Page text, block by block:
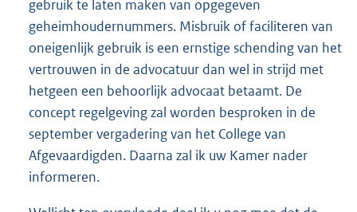
gebruik te laten maken van opgegeven
geheimhoudernummers. Misbruik of faciliteren van
oneigenlijk gebruik is een ernstige schending van het
vertrouwen in de advocatuur dan wel in strijd met
hetgeen een behoorlijk advocaat betaamt. De
concept regelgeving zal worden besproken in de
september vergadering van het College van
Afgevaardigden. Daarna zal ik uw Kamer nader
informeren.